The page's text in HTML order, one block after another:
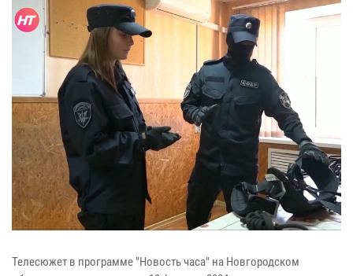
Телесюжет в программе "Новость часа" на Новгородском